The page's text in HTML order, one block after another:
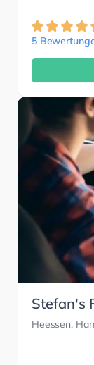
5
Stefan's
Heessen,